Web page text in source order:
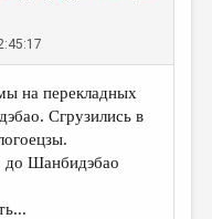
на перекладных
Сгрузились в
Шанбидэбао